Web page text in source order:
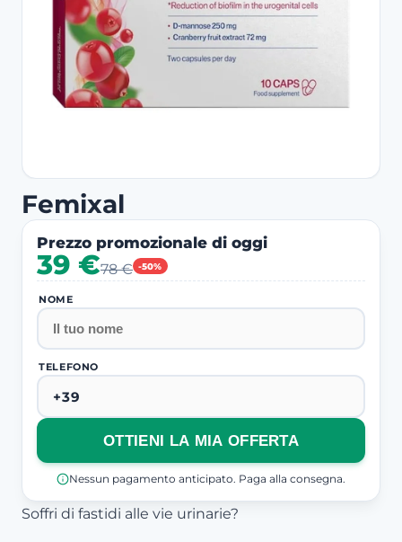
Femixal
Prezzo promozionale di oggi
-50%
39 €78 €
NOME
TELEFONO
OTTIENI LA MIA OFFERTA
Nessun pagamento anticipato. Paga alla consegna.
Soffri di fastidi alle vie urinarie?